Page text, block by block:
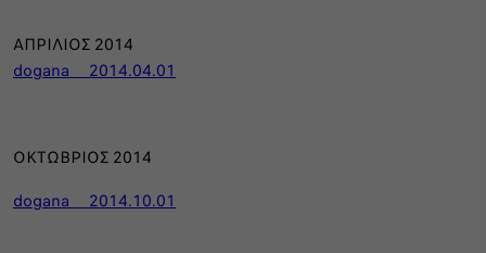
ΑΠΡΙΛΙΟΣ 2014
dogana_ _2014.04.01
ΟΚΤΩΒΡΙΟΣ 2014
dogana_ _2014.10.01